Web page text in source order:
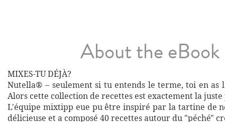
About the eBook
MIXES-TU DÉJÀ?
Nutella® – seulement si tu entends le terme, toi en as
Alors cette collection de recettes est exactement la
L'équipe mixtipp eue pu être inspiré par la tartine de
délicieuse et a composé 40 recettes autour du "péché"